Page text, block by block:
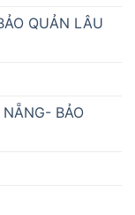
QUẢN LÂU
BẢO